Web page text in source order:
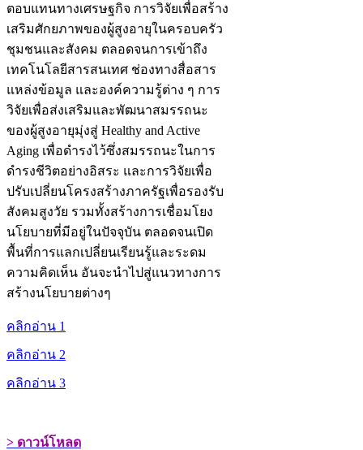
ตอบแทนทางเศรษฐกิจ การวิจัยเพื่อสร้าง
เสริมศักยภาพของผู้สูงอายุในครอบครัว
ชุมชนและสังคม ตลอดจนการเข้าถึง
เทคโนโลยีสารสนเทศ ช่องทางสื่อสาร
แหล่งข้อมูล และองค์ความรู้ต่าง ๆ การ
วิจัยเพื่อส่งเสริมและพัฒนาสมรรถนะ
ของผู้สูงอายุมุ่งสู่ Healthy and Active
Aging เพื่อดำรงไว้ซึ่งสมรรถนะในการ
ดำรงชีวิตอย่างอิสระ และการวิจัยเพื่อ
ปรับเปลี่ยนโครงสร้างภาครัฐเพื่อรองรับ
สังคมสูงวัย รวมทั้งสร้างการเชื่อมโยง
นโยบายที่มีอยู่ในปัจจุบัน ตลอดจนเปิด
พื้นที่การแลกเปลี่ยนเรียนรู้และระดม
ความคิดเห็น อันจะนำไปสู่แนวทางการ
สร้างนโยบายต่างๆ
คลิกอ่าน 1
คลิกอ่าน 2
คลิกอ่าน 3
> ดาวน์โหลด